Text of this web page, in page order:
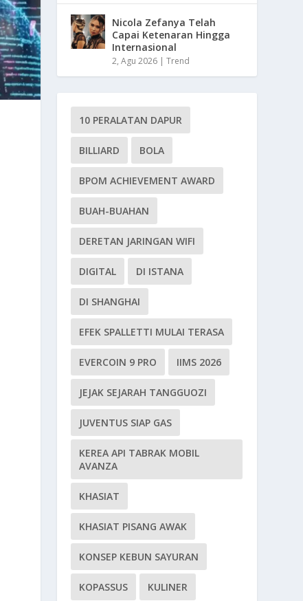
Nicola Zefanya Telah
Capai Ketenaran Hingga
Internasional
2, Agu 2026 |Trend
10 PERALATAN DAPUR
BILLIARD BOLA
BPOM ACHIEVEMENT AWARD
BUAH-BUAHAN
DERETAN JARINGAN WIFI
DIGITAL DI ISTANA
DI SHANGHAI
EFEK SPALLETTI MULAI TERASA
EVERCOIN 9 PRO IIMS 2026
JEJAK SEJARAH TANGGUOZI
JUVENTUS SIAP GAS
KEREA API TABRAK MOBIL
AVANZA
KHASIAT
KHASIAT PISANG AWAK
KONSEP KEBUN SAYURAN
KOPASSUS KULINER